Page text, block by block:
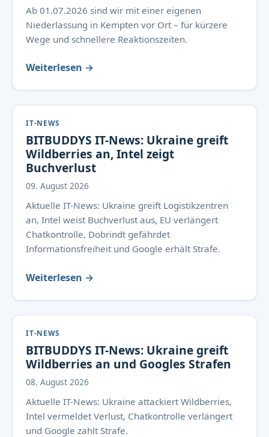
Ab 01.07.2026 sind wir mit einer eigenen
Niederlassung in Kempten vor Ort – für kürzere
Wege und schnellere Reaktionszeiten.
Weiterlesen →
IT-NEWS
BITBUDDYS IT-News: Ukraine greift
Wildberries an, Intel zeigt
Buchverlust
09. August 2026
Aktuelle IT-News: Ukraine greift Logistikzentren
an, Intel weist Buchverlust aus, EU verlängert
Chatkontrolle, Dobrindt gefährdet
Informationsfreiheit und Google erhält Strafe.
Weiterlesen →
IT-NEWS
BITBUDDYS IT-News: Ukraine greift
Wildberries an und Googles Strafen
08. August 2026
Aktuelle IT-News: Ukraine attackiert Wildberries,
Intel vermeldet Verlust, Chatkontrolle verlängert
und Google zahlt Strafe.